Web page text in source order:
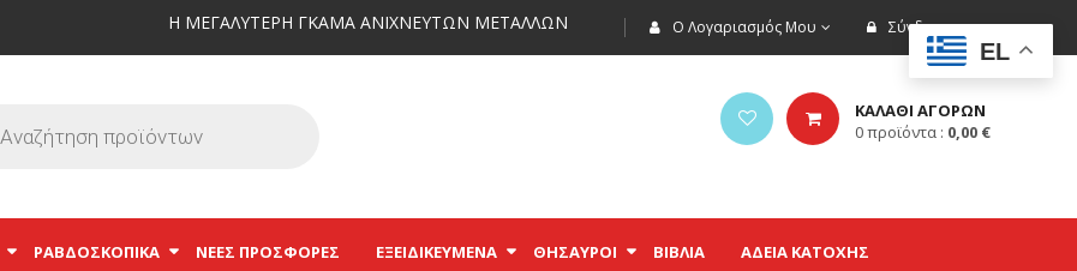
Σύνδεση
Ο Λογαριασμός Μου
Η ΜΕΓΑΛΥΤΕΡΗ ΓΚΑΜΑ ΑΝΙΧΝΕΥΤΩΝ ΜΕΤΑΛΛΩΝ
ΚΑΛΑΘΙ ΑΓΟΡΩΝ
0προϊόντα : 0,00 €
ΡΑΒΔΟΣΚΟΠΙΚΆ ΝΕΕΣ ΠΡΟΣΦΟΡΕΣ ΕΞΕΙΔΙΚΕΥΜΈΝΑ ΘΗΣΑΥΡΟΊ ΒΙΒΛΊΑ ΑΔΕΙΑ ΚΑΤΟΧΗΣ
EL